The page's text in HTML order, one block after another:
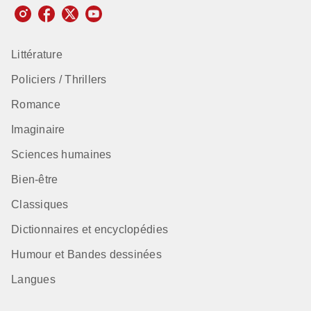
Littérature
Policiers / Thrillers
Romance
Imaginaire
Sciences humaines
Bien-être
Classiques
Dictionnaires et encyclopédies
Humour et Bandes dessinées
Langues